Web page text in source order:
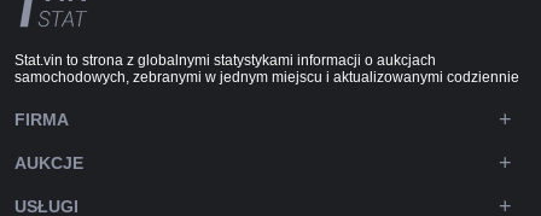
Stat.vin to strona z globalnymi statystykami informacji o aukcjach
samochodowych, zebranymi w jednym miejscu i aktualizowanymi codziennie
FIRMA
AUKCJE
USŁUGI